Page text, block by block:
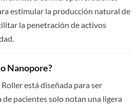
estimular la producción natural de
la penetración de activos
Nanopore?
está diseñada para ser
pacientes solo notan una ligera